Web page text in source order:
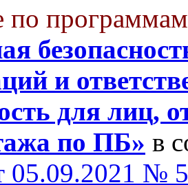
по
и
для лиц,
по ПБ» в
05.09.2021 №